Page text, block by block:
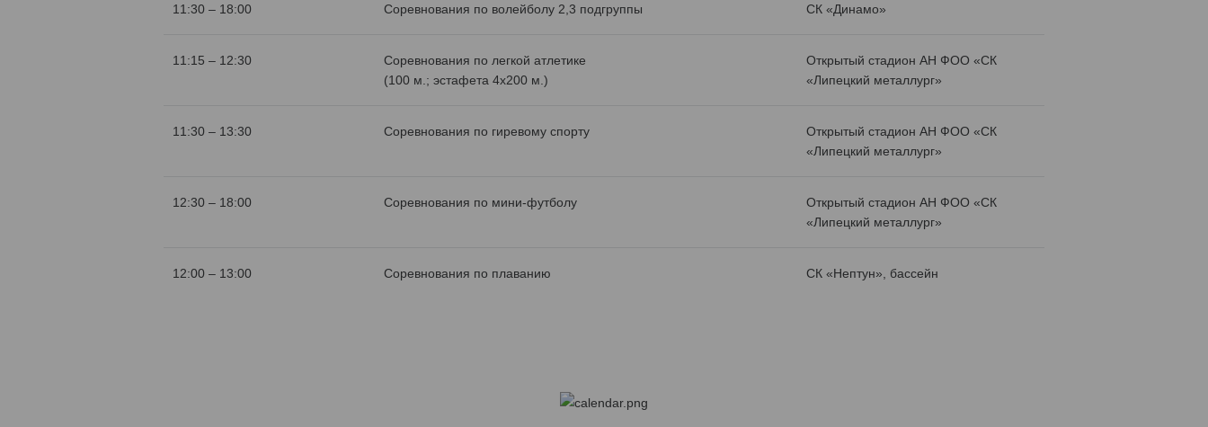
11:30 – 18:00 Соревнования по волейболу 2,3 подгруппы СК «Динамо»
11:15 – 12:30
Соревнования по легкой атлетике
(100 м.; эстафета 4х200 м.)
Открытый стадион АН ФОО «СК
«Липецкий металлург»
11:30 – 13:30 Соревнования по гиревому спорту
Открытый стадион АН ФОО «СК
«Липецкий металлург»
12:30 – 18:00 Соревнования по мини-футболу
Открытый стадион АН ФОО «СК
«Липецкий металлург»
12:00 – 13:00 Соревнования по плаванию СК «Нептун», бассейн